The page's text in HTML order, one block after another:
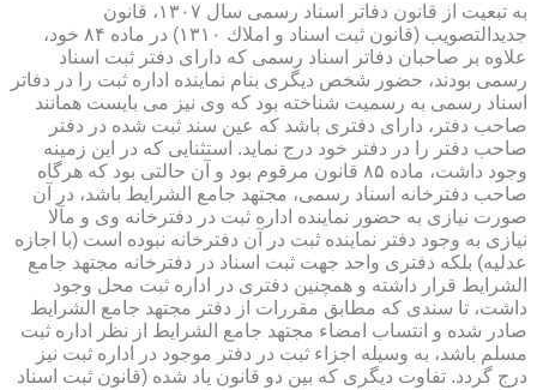
به تبعیت از قانون دفاتر اسناد رسمی سال ۱۳۰۷، قانون
جدیدالتصویب (قانون ثبت اسناد و املاك ۱۳۱۰) در ماده ۸۴ خود،
علاوه بر صاحبان دفاتر اسناد رسمی كه دارای دفتر ثبت اسناد
رسمی بودند، حضور شخص دیگری بنام نماینده اداره ثبت را در دفاتر
اسناد رسمی به رسمیت شناخته بود كه وی نیز می بایست همانند
صاحب دفتر، دارای دفتری باشد كه عین سند ثبت شده در دفتر
صاحب دفتر را در دفتر خود درج نماید. استثنایی كه در این زمینه
وجود داشت، ماده ۸۵ قانون مرقوم بود و آن حالتی بود كه هرگاه
صاحب دفترخانه اسناد رسمی، مجتهد جامع الشرایط باشد، در آن
صورت نیازی به حضور نماینده اداره ثبت در دفترخانه وی و مآلا
نیازی به وجود دفتر نماینده ثبت در آن دفترخانه نبوده است (با اجازه
عدلیه) بلكه دفتری واحد جهت ثبت اسناد در دفترخانه مجتهد جامع
الشرایط قرار داشته و همچنین دفتری در اداره ثبت محل وجود
داشت، تا سندی كه مطابق مقررات از دفتر مجتهد جامع الشرایط
صادر شده و انتساب امضاء مجتهد جامع الشرایط از نظر اداره ثبت
مسلم باشد، به وسیله اجزاء ثبت در دفتر موجود در اداره ثبت نیز
درج گردد. تفاوت دیگری كه بین دو قانون یاد شده (قانون ثبت اسناد